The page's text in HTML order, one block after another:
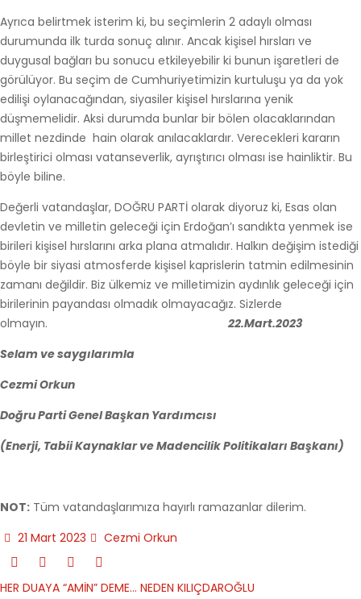
Ayrıca belirtmek isterim ki, bu seçimlerin 2 adaylı olması
durumunda ilk turda sonuç alınır. Ancak kişisel hırsları ve
duygusal bağları bu sonucu etkileyebilir ki bunun işaretleri de
görülüyor. Bu seçim de Cumhuriyetimizin kurtuluşu ya da yok
edilişi oylanacağından, siyasiler kişisel hırslarına yenik
düşmemelidir. Aksi durumda bunlar bir bölen olacaklarından
millet nezdinde hain olarak anılacaklardır. Verecekleri kararın
birleştirici olması vatanseverlik, ayrıştırıcı olması ise hainliktir. Bu
böyle biline.
Değerli vatandaşlar, DOĞRU PARTİ olarak diyoruz ki, Esas olan
devletin ve milletin geleceği için Erdoğan’ı sandıkta yenmek ise
birileri kişisel hırslarını arka plana atmalıdır. Halkın değişim istediği
böyle bir siyasi atmosferde kişisel kaprislerin tatmin edilmesinin
zamanı değildir. Biz ülkemiz ve milletimizin aydınlık geleceği için
birilerinin payandası olmadık olmayacağız. Sizlerde
olmayın. 22.Mart.2023
Selam ve saygılarımla
Cezmi Orkun
Doğru Parti Genel Başkan Yardımcısı
(Enerji, Tabii Kaynaklar ve Madencilik Politikaları Başkanı)
NOT: Tüm vatandaşlarımıza hayırlı ramazanlar dilerim.
21 Mart 2023
Cezmi Orkun
HER DUAYA “AMİN” DEME… NEDEN KILIÇDAROĞLU